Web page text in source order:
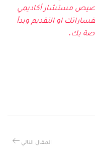
مستشار أكاديمي
او التقديم وبدأ
بك.
المقال التالي